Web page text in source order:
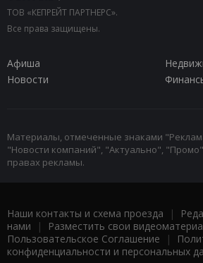
ТОВ «КЕПРЕЙТ ПАРТНЕРС».
Все права защищены.
Афиша
Новости
Материалы, отмеченные знаками
"Новости компаний", "Актуально",
правах рекламы.
Наши контакты и схема проезда |
нами | Разместить свои
Пользовательское Соглашение |
конфиденциальности и персональных